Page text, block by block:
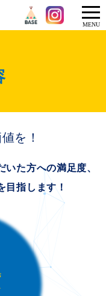
を！
た方への満足度、
目指します！
メニ
MENU